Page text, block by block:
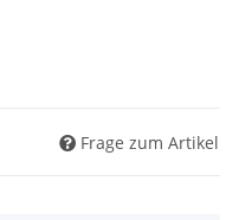
Frage zum Artikel